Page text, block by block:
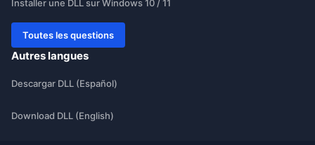
Installer une DLL sur Windows 10 / 11
Toutes les questions
Autres langues
Descargar DLL (Español)
Download DLL (English)